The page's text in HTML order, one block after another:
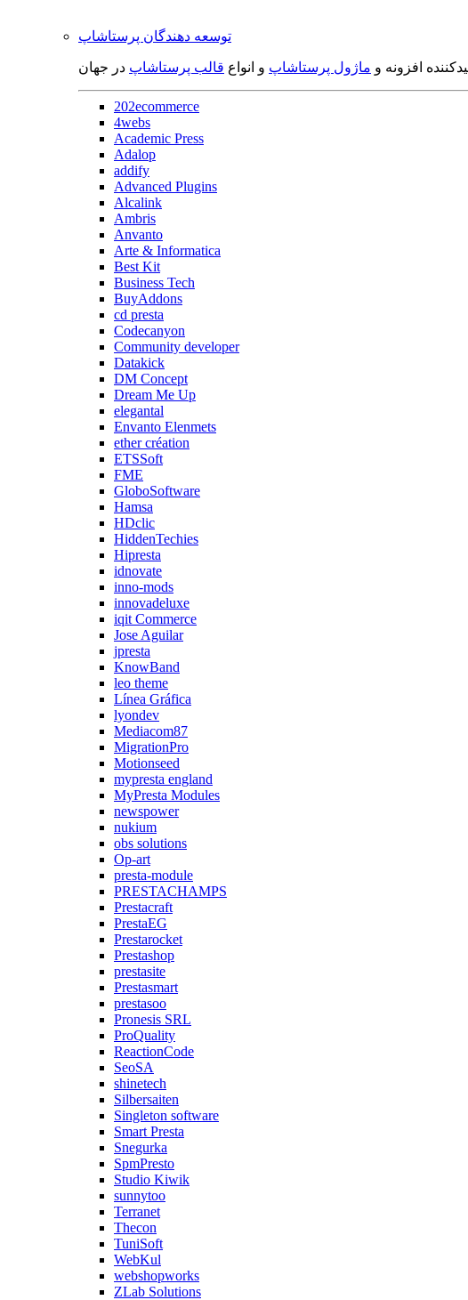
توسعه دهندگان پرستاشاپ
افزونه و ماژول پرستاشاپ و انواع قالب پرستاشاپ در جهان
202ecommerce
4webs
Academic Press
Adalop
addify
Advanced Plugins
Alcalink
Ambris
Anvanto
Arte & Informatica
Best Kit
Business Tech
BuyAddons
cd presta
Codecanyon
Community developer
Datakick
DM Concept
Dream Me Up
elegantal
Envanto Elenmets
ether création
ETSSoft
FME
GloboSoftware
Hamsa
HDclic
HiddenTechies
Hipresta
idnovate
inno-mods
innovadeluxe
iqit Commerce
Jose Aguilar
jpresta
KnowBand
leo theme
Línea Gráfica
lyondev
Mediacom87
MigrationPro
Motionseed
mypresta england
MyPresta Modules
newspower
nukium
obs solutions
Op-art
presta-module
PRESTACHAMPS
Prestacraft
PrestaEG
Prestarocket
Prestashop
prestasite
Prestasmart
prestasoo
Pronesis SRL
ProQuality
ReactionCode
SeoSA
shinetech
Silbersaiten
Singleton software
Smart Presta
Snegurka
SpmPresto
Studio Kiwik
sunnytoo
Terranet
Thecon
TuniSoft
WebKul
webshopworks
ZLab Solutions